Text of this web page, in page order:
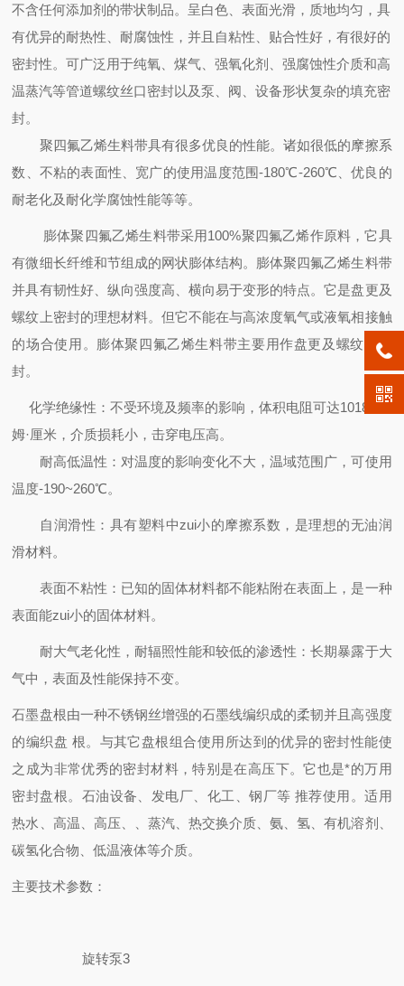
不含任何添加剂的带状制品。呈白色、表面光滑，质地均匀，具
有优异的耐热性、耐腐蚀性，并且自粘性、贴合性好，有很好的
密封性。可广泛用于纯氧、煤气、强氧化剂、强腐蚀性介质和高
温蒸汽等管道螺纹丝口密封以及泵、阀、设备形状复杂的填充密
封。
聚四氟乙烯生料带具有很多优良的性能。诸如很低的摩擦系
数、不粘的表面性、宽广的使用温度范围-180℃-260℃、优良的
耐老化及耐化学腐蚀性能等等。
膨体聚四氟乙烯生料带采用100%聚四氟乙烯作原料，它具
有微细长纤维和节组成的网状膨体结构。膨体聚四氟乙烯生料带
并具有韧性好、纵向强度高、横向易于变形的特点。它是盘更及
螺纹上密封的理想材料。但它不能在与高浓度氧气或液氧相接触
的场合使用。膨体聚四氟乙烯生料带主要用作盘更及螺纹口密
封。
化学绝缘性：不受环境及频率的影响，体积电阻可达1018欧
姆·厘米，介质损耗小，击穿电压高。
耐高低温性：对温度的影响变化不大，温域范围广，可使用
温度-190~260℃。
自润滑性：具有塑料中zui小的摩擦系数，是理想的无油润
滑材料。
表面不粘性：已知的固体材料都不能粘附在表面上，是一种
表面能zui小的固体材料。
耐大气老化性，耐辐照性能和较低的渗透性：长期暴露于大
气中，表面及性能保持不变。
石墨盘根由一种不锈钢丝增强的石墨线编织成的柔韧并且高强度
的编织盘 根。与其它盘根组合使用所达到的优异的密封性能使
之成为非常优秀的密封材料，特别是在高压下。它也是*的万用
密封盘根。石油设备、发电厂、化工、钢厂等 推荐使用。适用
热水、高温、高压、、蒸汽、热交换介质、氨、氢、有机溶剂、
碳氢化合物、低温液体等介质。
主要技术参数：
旋转泵3